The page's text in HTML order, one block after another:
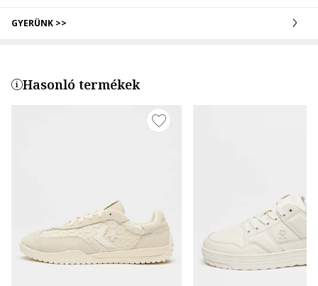
GYERÜNK >>
Hasonló termékek